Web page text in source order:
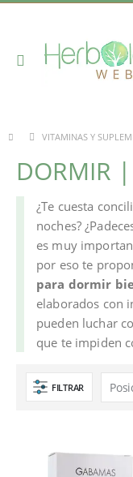
Toggle
VITAMINAS Y
DORMIR
¿Te cuesta
noches?
es muy
por eso te
para dormir
elaborados con
pueden luchar
que te impiden
FILTRAR